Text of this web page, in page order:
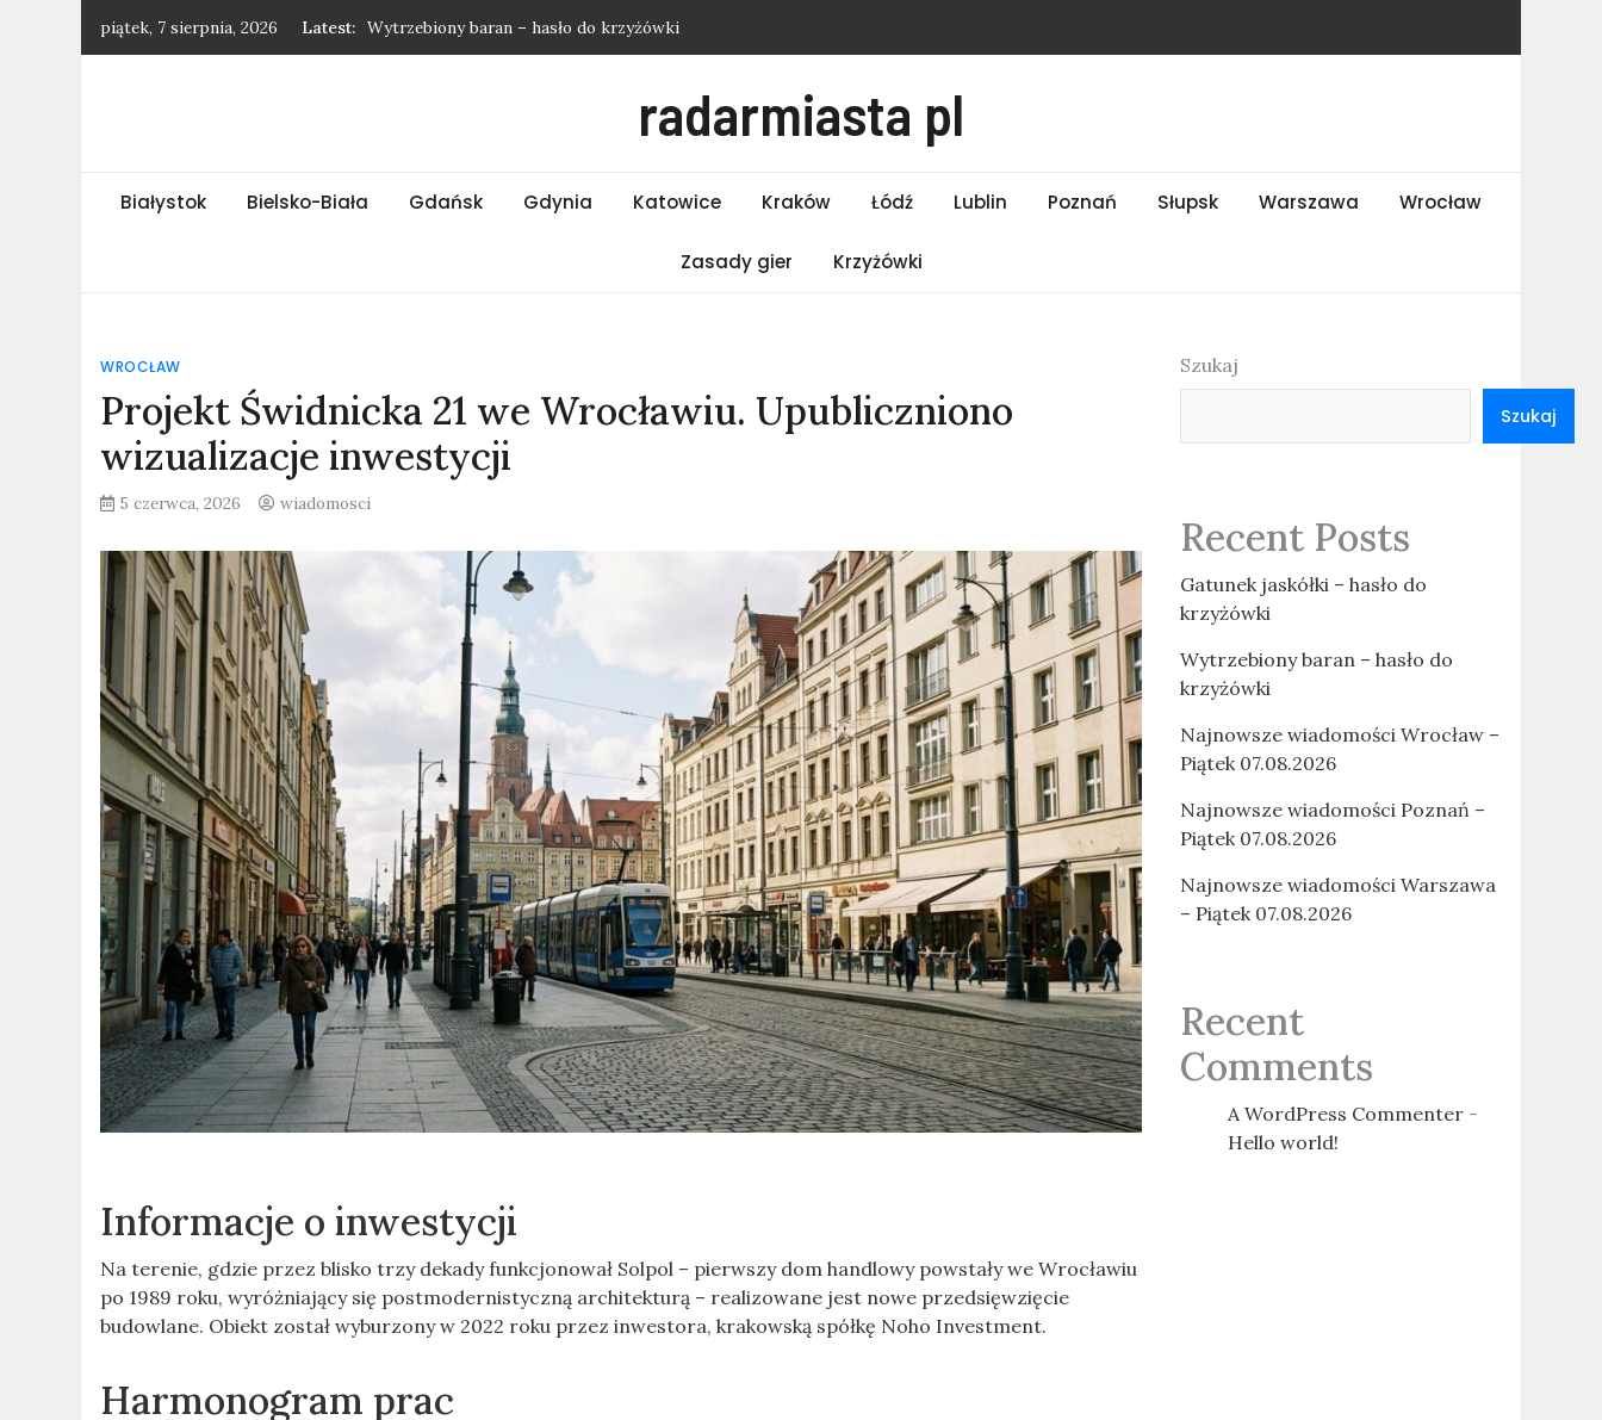
piątek, 7 sierpnia, 2026 Latest: Wytrzebiony baran – hasło do krzyżówki
Najnowsze wiadomości Poznań – Piątek 07.08.2026
Najnowsze wiadomości Warszawa – Piątek 07.08.2026radarmiasta pl
Białystok Bielsko-Biała Gdańsk Gdynia Katowice Kraków Łódź Lublin Poznań Słupsk Warszawa Wrocław
Zasady gier Krzyżówki
WROCŁAW
Projekt Świdnicka 21 we Wrocławiu. Upubliczniono
wizualizacje inwestycji
5 czerwca, 2026 wiadomosci
Informacje o inwestycji
Na terenie, gdzie przez blisko trzy dekady funkcjonował Solpol – pierwszy dom handlowy powstały we Wrocławiu
po 1989 roku, wyróżniający się postmodernistyczną architekturą – realizowane jest nowe przedsięwzięcie
budowlane. Obiekt został wyburzony w 2022 roku przez inwestora, krakowską spółkę Noho Investment.
Harmonogram prac
Szukaj
Szukaj
Recent Posts
Gatunek jaskółki – hasło do
krzyżówki
Wytrzebiony baran – hasło do
krzyżówki
Najnowsze wiadomości Wrocław –
Piątek 07.08.2026
Najnowsze wiadomości Poznań –
Piątek 07.08.2026
Najnowsze wiadomości Warszawa
– Piątek 07.08.2026
Recent
Comments
A WordPress Commenter-
Hello world!